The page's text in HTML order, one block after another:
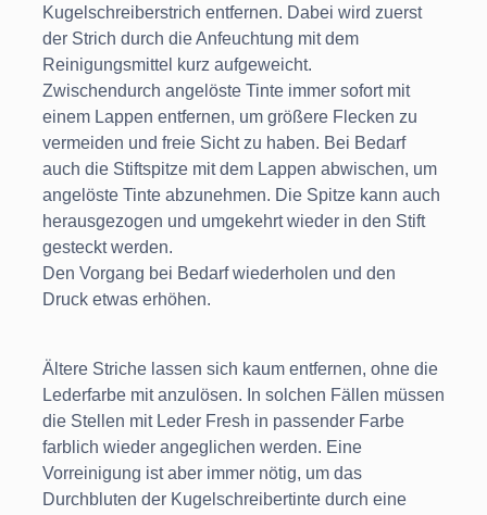
Kugelschreiberstrich entfernen. Dabei wird zuerst
der Strich durch die Anfeuchtung mit dem
Reinigungsmittel kurz aufgeweicht.
Zwischendurch angelöste Tinte immer sofort mit
einem Lappen entfernen, um größere Flecken zu
vermeiden und freie Sicht zu haben. Bei Bedarf
auch die Stiftspitze mit dem Lappen abwischen, um
angelöste Tinte abzunehmen. Die Spitze kann auch
herausgezogen und umgekehrt wieder in den Stift
gesteckt werden.
Den Vorgang bei Bedarf wiederholen und den
Druck etwas erhöhen.
Ältere Striche lassen sich kaum entfernen, ohne die
Lederfarbe mit anzulösen. In solchen Fällen müssen
die Stellen mit Leder Fresh in passender Farbe
farblich wieder angeglichen werden. Eine
Vorreinigung ist aber immer nötig, um das
Durchbluten der Kugelschreibertinte durch eine